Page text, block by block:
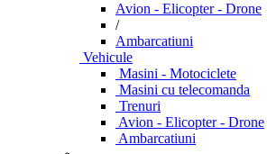
Avion - Elicopter - Drone
/
Ambarcatiuni
Vehicule
Masini - Motociclete
Masini cu telecomanda
Trenuri
Avion - Elicopter - Drone
Ambarcatiuni